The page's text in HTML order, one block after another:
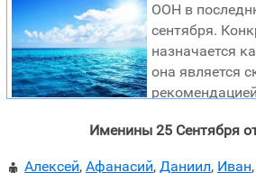
ООН в
сентября.
назначается
она является
пределах недели. Всемирный день
Именины 25 Сентября
 Алексей, Афанасий, Даниил, Иван,